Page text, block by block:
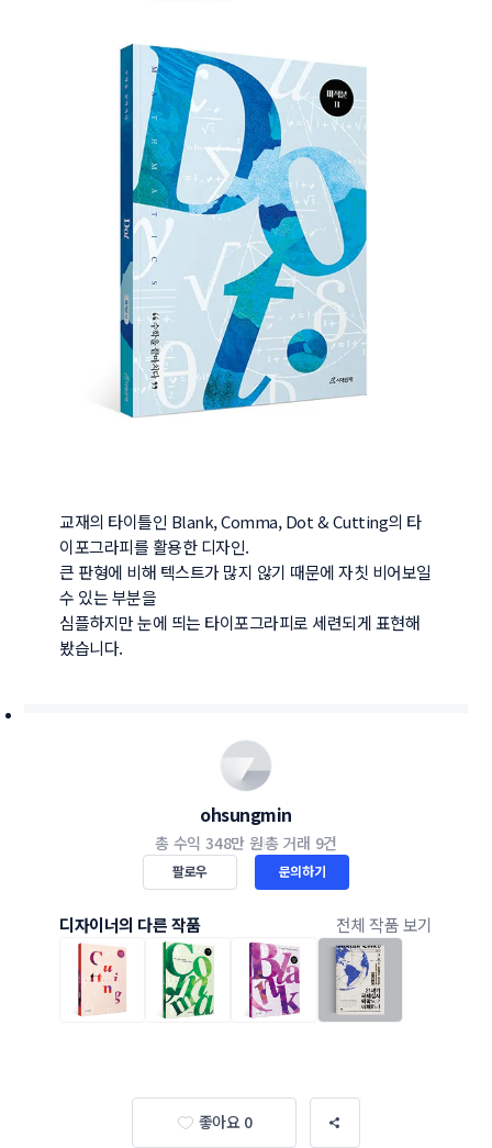
교재의 타이틀인 Blank, Comma, Dot & Cutting의 타
이포그라피를 활용한 디자인.
큰 판형에 비해 텍스트가 많지 않기 때문에 자칫 비어보일
수 있는 부분을
심플하지만 눈에 띄는 타이포그라피로 세련되게 표현해
봤습니다.
ohsungmin
총 수익 348만 원총 거래 9건
팔로우 문의하기
디자이너의 다른 작품 전체 작품 보기
좋아요 0